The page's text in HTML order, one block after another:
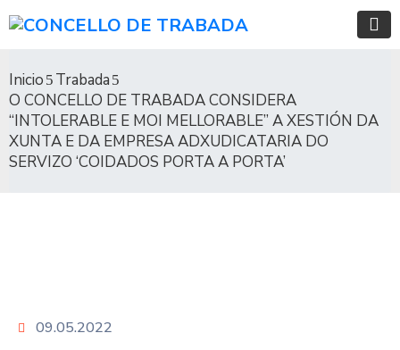
Inicio
Trabada
O CONCELLO DE TRABADA CONSIDERA
“INTOLERABLE E MOI MELLORABLE” A XESTIÓN DA
XUNTA E DA EMPRESA ADXUDICATARIA DO
SERVIZO ‘COIDADOS PORTA A PORTA’
09.05.2022